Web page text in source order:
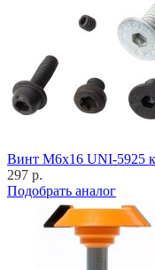
Винт M6x16 UNI-5925
297 р.
Подобрать аналог